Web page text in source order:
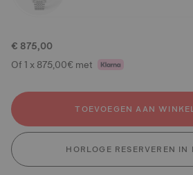
€ 875,00
Of 1 x 875,00€ met
TOEVOEGEN AAN
HORLOGE RESERVEREN